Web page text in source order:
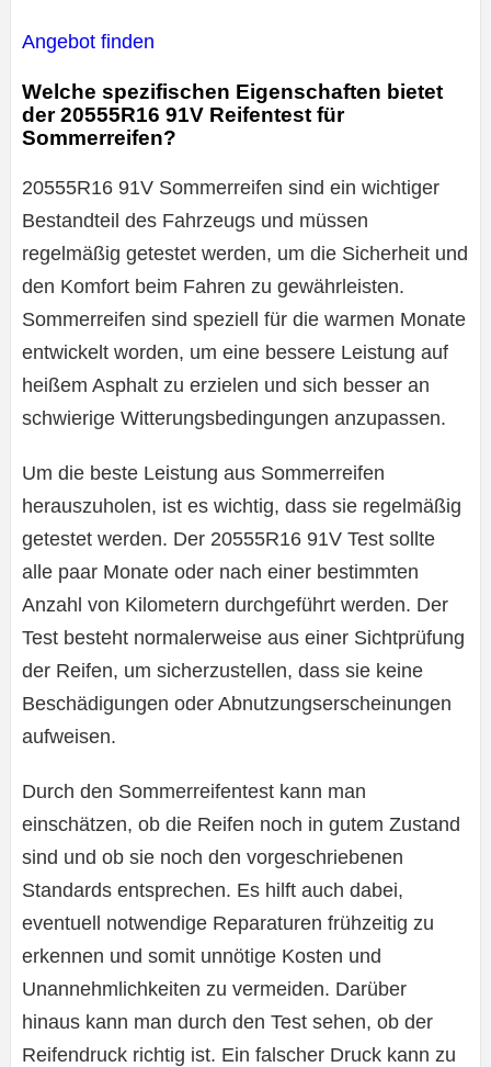
Angebot finden
Welche spezifischen Eigenschaften bietet
der 20555R16 91V Reifentest für
Sommerreifen?
20555R16 91V Sommerreifen sind ein wichtiger
Bestandteil des Fahrzeugs und müssen
regelmäßig getestet werden, um die Sicherheit und
den Komfort beim Fahren zu gewährleisten.
Sommerreifen sind speziell für die warmen Monate
entwickelt worden, um eine bessere Leistung auf
heißem Asphalt zu erzielen und sich besser an
schwierige Witterungsbedingungen anzupassen.
Um die beste Leistung aus Sommerreifen
herauszuholen, ist es wichtig, dass sie regelmäßig
getestet werden. Der 20555R16 91V Test sollte
alle paar Monate oder nach einer bestimmten
Anzahl von Kilometern durchgeführt werden. Der
Test besteht normalerweise aus einer Sichtprüfung
der Reifen, um sicherzustellen, dass sie keine
Beschädigungen oder Abnutzungserscheinungen
aufweisen.
Durch den Sommerreifentest kann man
einschätzen, ob die Reifen noch in gutem Zustand
sind und ob sie noch den vorgeschriebenen
Standards entsprechen. Es hilft auch dabei,
eventuell notwendige Reparaturen frühzeitig zu
erkennen und somit unnötige Kosten und
Unannehmlichkeiten zu vermeiden. Darüber
hinaus kann man durch den Test sehen, ob der
Reifendruck richtig ist. Ein falscher Druck kann zu